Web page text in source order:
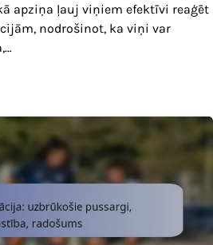
apziņa ļauj viņiem efektīvi reaģēt
nodrošinot, ka viņi var